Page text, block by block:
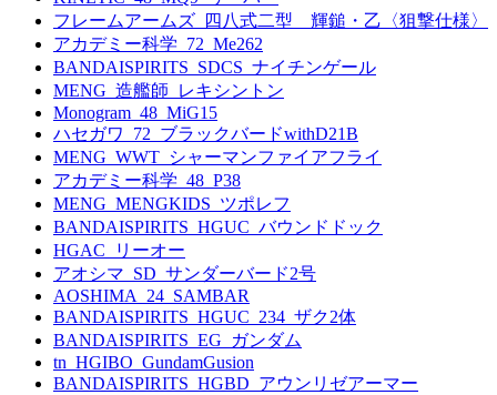
フレームアームズ_四八式二型 輝鎚・乙〈狙撃仕様〉
アカデミー科学_72_Me262
BANDAISPIRITS_SDCS_ナイチンゲール
MENG_造艦師_レキシントン
Monogram_48_MiG15
ハセガワ_72_ブラックバードwithD21B
MENG_WWT_シャーマンファイアフライ
アカデミー科学_48_P38
MENG_MENGKIDS_ツポレフ
BANDAISPIRITS_HGUC_バウンドドック
HGAC_リーオー
アオシマ_SD_サンダーバード2号
AOSHIMA_24_SAMBAR
BANDAISPIRITS_HGUC_234_ザク2体
BANDAISPIRITS_EG_ガンダム
tn_HGIBO_GundamGusion
BANDAISPIRITS_HGBD_アウンリゼアーマー